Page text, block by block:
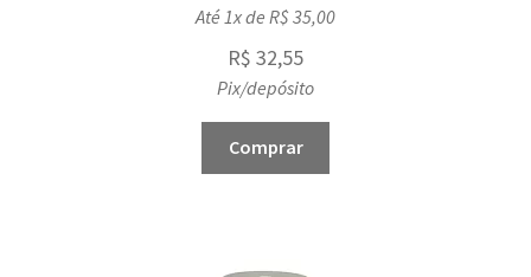
Até 1x de R$35,00
R$ 32,55
Pix/depósito
Comprar